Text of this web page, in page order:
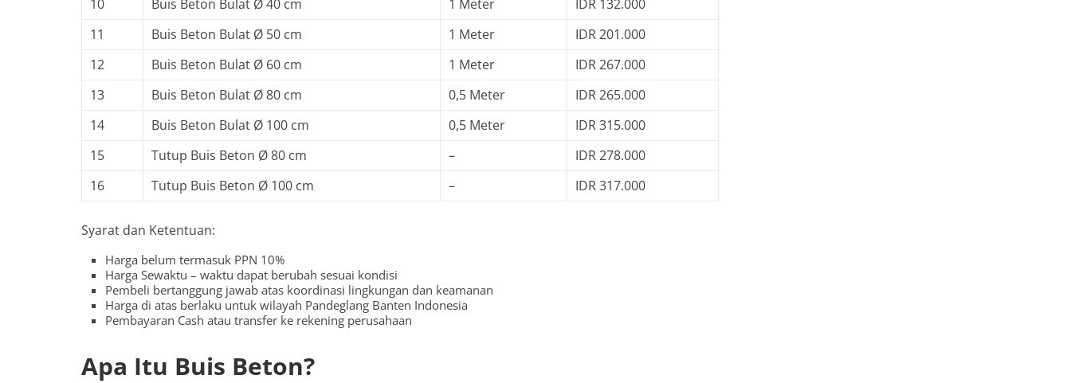
10
Buis Beton Bulat Ø 40 cm 1 Meter
IDR 132.000
11
Buis Beton Bulat Ø 50 cm 1 Meter
IDR 201.000
12
Buis Beton Bulat Ø 60 cm 1 Meter
IDR 267.000
13
Buis Beton Bulat Ø 80 cm 0,5 Meter
IDR 265.000
14
Buis Beton Bulat Ø 100 cm 0,5 Meter
IDR 315.000
15
Tutup Buis Beton Ø 80 cm –
IDR 278.000
16
Tutup Buis Beton Ø 100 cm – IDR 317.000
Syarat dan Ketentuan:
Harga belum termasuk PPN 10%
Harga Sewaktu – waktu dapat berubah sesuai kondisi
Pembeli bertanggung jawab atas koordinasi lingkungan dan keamanan
Harga di atas berlaku untuk wilayah Pandeglang Banten Indonesia
Pembayaran Cash atau transfer ke rekening perusahaan
Apa Itu Buis Beton?